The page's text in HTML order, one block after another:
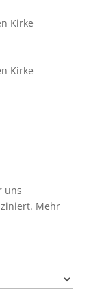
Kirke
Kirke
uns
Mehr